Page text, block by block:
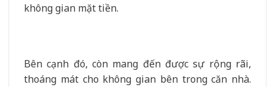
không gian mặt tiền.
Bên cạnh đó, còn mang đến được sự rộng rãi,
thoáng mát cho không gian bên trong căn nhà.